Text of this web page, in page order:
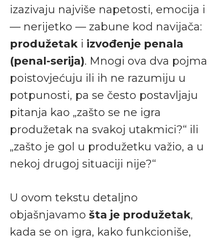
izazivaju najviše napetosti, emocija i
— nerijetko — zabune kod navijača:
produžetak i izvođenje penala
(penal-serija). Mnogi ova dva pojma
poistovjećuju ili ih ne razumiju u
potpunosti, pa se često postavljaju
pitanja kao „zašto se ne igra
produžetak na svakoj utakmici?“ ili
„zašto je gol u produžetku važio, a u
nekoj drugoj situaciji nije?“
U ovom tekstu detaljno
objašnjavamo šta je produžetak,
kada se on igra, kako funkcioniše,